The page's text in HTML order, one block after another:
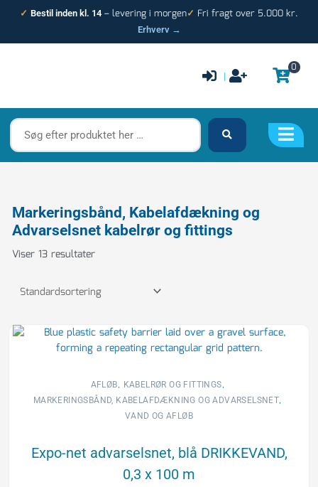
✓ Bestil inden kl. 14 – levering i morgen✓ Fri fragt over 5.000 kr.
Erhverv →
|
0
Søg
efter
produktet
Markeringsbånd, Kabelafdækning og
Advarselsnet kabelrør og fittings
Viser 13 resultater
AFLØB, KABELRØR OG FITTINGS,
MARKERINGSBÅND, KABELAFDÆKNING OG ADVARSELSNET,
VAND OG AFLØB
Expo-net advarselsnet, blå DRIKKEVAND,
0,3 x 100 m